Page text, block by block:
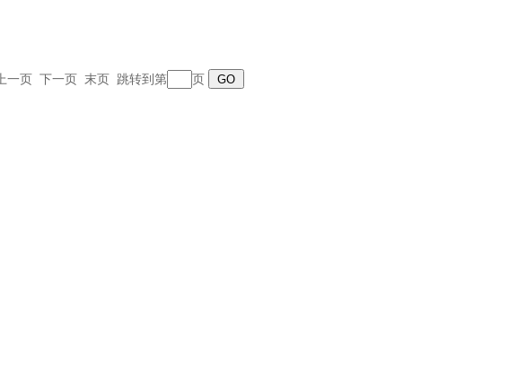
一页 下一页 末页 跳转到第 页